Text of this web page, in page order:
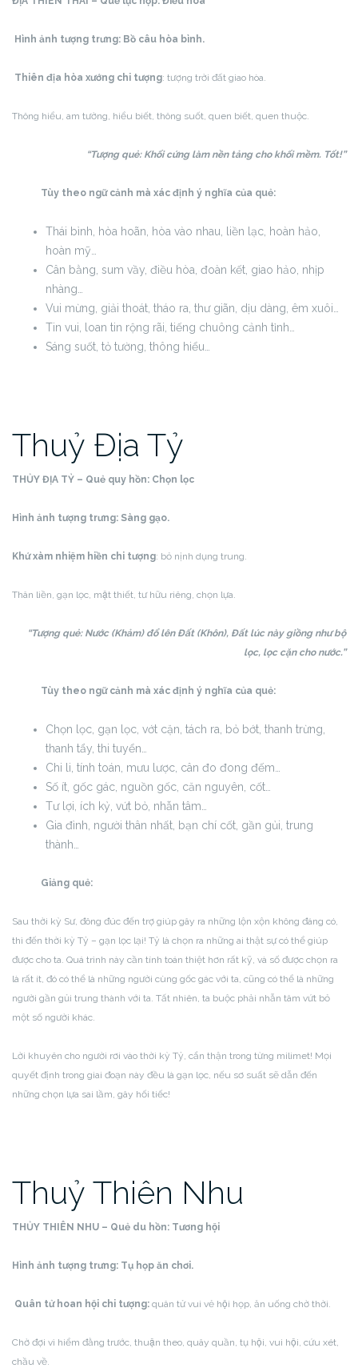
Hình ảnh tượng trưng: Bồ câu hòa bình.
Thiên địa hòa xướng chi tượng: tượng trời đất giao hòa.
Thông hiểu, am tường, hiểu biết, thông suốt, quen biết, quen thuộc.
“Tượng quẻ: Khối cứng làm nền tảng cho khối mềm. Tốt!”
Tùy theo ngữ cảnh mà xác định ý nghĩa của quẻ:
Thái bình, hòa hoãn, hòa vào nhau, liền lạc, hoàn hảo,
hoàn mỹ…
Cân bằng, sum vầy, điều hòa, đoàn kết, giao hảo, nhịp
nhàng…
Vui mừng, giải thoát, tháo ra, thư giãn, dịu dàng, êm xuôi…
Tin vui, loan tin rộng rãi, tiếng chuông cảnh tỉnh…
Sáng suốt, tỏ tường, thông hiểu…
Thuỷ Địa Tỷ
THỦY ĐỊA TỶ – Quẻ quy hồn: Chọn lọc
Hình ảnh tượng trưng: Sàng gạo.
Khứ xàm nhiệm hiền chi tượng: bỏ nịnh dụng trung.
Thân liền, gạn lọc, mật thiết, tư hữu riêng, chọn lựa.
“Tượng quẻ: Nước (Khảm) đổ lên Đất (Khôn), Đất lúc này giồng như bộ
lọc, lọc cặn cho nước.”
Tùy theo ngữ cảnh mà xác định ý nghĩa của quẻ:
Chọn lọc, gạn lọc, vớt cặn, tách ra, bỏ bớt, thanh trừng,
thanh tẩy, thi tuyển…
Chi li, tính toán, mưu lược, cân đo đong đếm…
Số ít, gốc gác, nguồn gốc, căn nguyên, cốt…
Tư lợi, ích kỷ, vứt bỏ, nhẫn tâm…
Gia đình, người thân nhất, bạn chí cốt, gần gủi, trung
thành…
Giảng quẻ:
Sau thời kỳ Sư, đông đúc đến trợ giúp gây ra những lộn xộn không đáng có,
thì đến thời kỳ Tỷ – gạn lọc lại! Tỷ là chọn ra những ai thật sự có thể giúp
được cho ta. Quá trình này cần tính toán thiệt hơn rất kỹ, và số được chọn ra
là rất ít, đó có thể là những người cùng gốc gác với ta, cũng có thể là những
người gần gủi trung thành với ta. Tất nhiên, ta buộc phải nhẫn tâm vứt bỏ
một số người khác.
Lời khuyên cho người rơi vào thời kỳ Tỷ, cẩn thận trong từng milimet! Mọi
quyết định trong giai đoạn này đều là gạn lọc, nếu sơ suất sẽ dẫn đến
những chọn lựa sai lầm, gây hối tiếc!
Thuỷ Thiên Nhu
THỦY THIÊN NHU – Quẻ du hồn: Tương hội
Hình ảnh tượng trưng: Tụ họp ăn chơi.
Quân tử hoan hội chi tượng: quân tử vui vẻ hội họp, ăn uống chờ thời.
Chờ đợi vì hiểm đằng trước, thuận theo, quây quần, tụ hội, vui hội, cứu xét,
chầu về.